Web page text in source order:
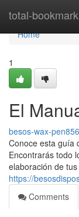
total-bookmark
Home
Home
1
El
besos-wax-
Conoce esta guía
Encontrarás todo
elaboración de
https://
Comments